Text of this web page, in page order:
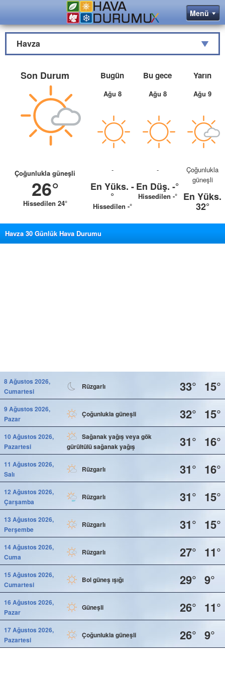
Havza
Son Durum
Çoğunlukla güneşli
26°
Hissedilen 24°
Bugün
Ağu 8
-
En Yüks.-
°
Hissedilen -°
Bu gece
Ağu 8
-
En Düş.-°
Hissedilen -°
Yarın
Ağu 9
Çoğunlukla
güneşli
En Yüks.
32°
Havza 30 Günlük Hava Durumu
8 Ağustos 2026,
Cumartesi
Rüzgarlı 33° 15°
9 Ağustos 2026,
Pazar
Çoğunlukla güneşli 32° 15°
10 Ağustos 2026,
Pazartesi
Sağanak yağış veya gök
gürültülü sağanak yağış
31° 16°
11 Ağustos 2026,
Salı
Rüzgarlı 31° 16°
12 Ağustos 2026,
Çarşamba
Rüzgarlı 31° 15°
13 Ağustos 2026,
Perşembe
Rüzgarlı 31° 15°
14 Ağustos 2026,
Cuma
Rüzgarlı 27° 11°
15 Ağustos 2026,
Cumartesi
Bol güneş ışığı 29° 9°
16 Ağustos 2026,
Pazar
Güneşli 26° 11°
17 Ağustos 2026,
Pazartesi
Çoğunlukla güneşli 26° 9°